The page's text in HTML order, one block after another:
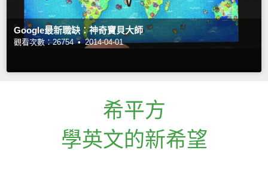
Google最新職缺：神奇寶貝大師
觀看次數：26754 • 2014-04-01
希平方
學英文的新希望